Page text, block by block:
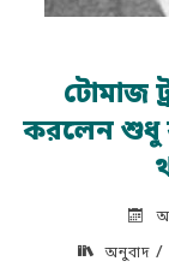
টোমাজ
করলেন শুধু
অনুবাদ/